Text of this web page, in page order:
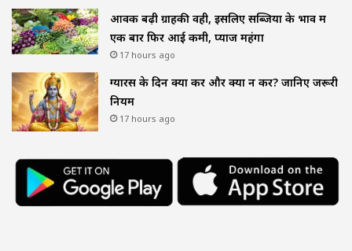
आवक बढ़ी ग्राहकी वही, इसलिए सब्जियों के भाव में
एक बार फिर आई कमी, प्याज महंगा
17 hours ago
ग्यारस के दिन क्या करें और क्या न करें? जानिए जरूरी
नियम
17 hours ago